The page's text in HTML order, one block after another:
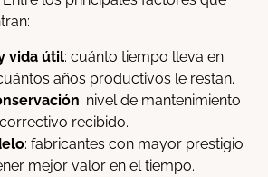
vida útil: cuánto tiempo lleva en
años productivos le restan.
: nivel de mantenimiento
recibido.
: fabricantes con mayor prestigio
mejor valor en el tiempo.